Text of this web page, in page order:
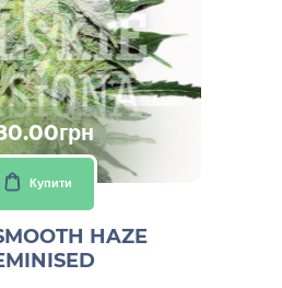
Купити
HAZE